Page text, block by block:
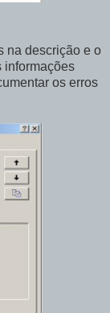
na descrição e o
informações
os erros